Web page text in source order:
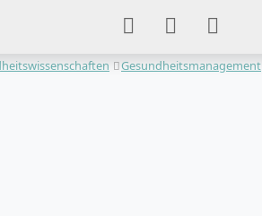
Gesundheitsmanagement